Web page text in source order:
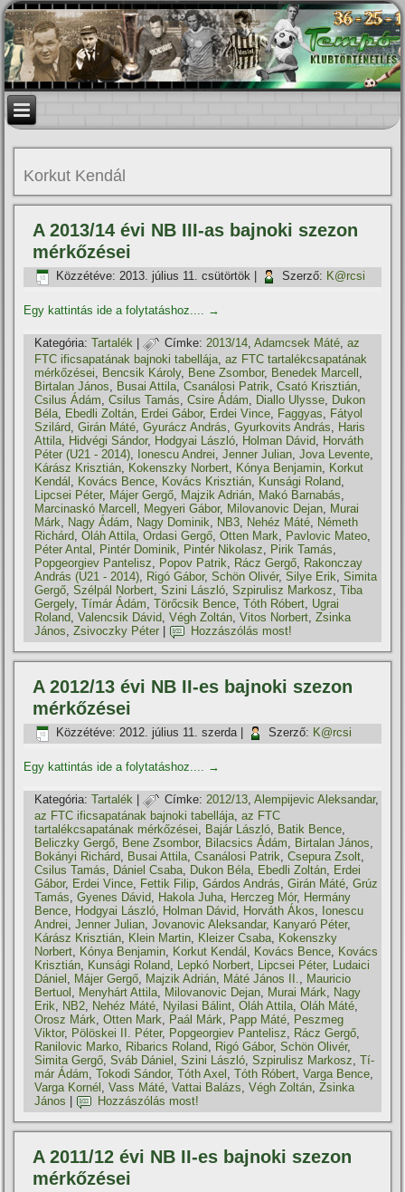
Korkut Kendál
A 2013/14 évi NB III-as bajnoki szezon
mérkőzései
Közzétéve: 2013. július 11. csütörtök Szerző: K@rcsi
Egy kattintás ide a folytatáshoz.... →
Kategória: Tartalék | Címke: 2013/14,Adamcsek Máté,az
FTC ificsapatának bajnoki tabellája,az FTC tartalékcsapatának
mérkőzései, Bencsik Károly, Bene Zsombor, Benedek Marcell ,
Birtalan János, Busai Attila,Csanálosi Patrik,Csató Krisztián,
Csilus Ádám,Csilus Tamás,Csire Ádám, Diallo Ulysse, Dukon
Béla, Ebedli Zoltán, Erdei Gábor, Erdei Vince, Faggyas, Fátyol
Szilárd,Girán Máté,Gyurácz András,Gyurkovits András, Haris
Attila, Hidvégi Sándor, Hodgyai László, Holman Dávid, Horváth
Péter (U21 - 2014), Ionescu Andrei,Jenner Julian,Jova Levente,
Kárász Krisztián, Kokenszky Norbert, Kónya Benjamin, Korkut
Kendál , Kovács Bence, Kovács Krisztián, Kunsági Roland,
Lipcsei Péter, Májer Gergő, Majzik Adrián, Makó Barnabás,
Marcinaskó Marcell , Megyeri Gábor, Milovanovic Dejan, Murai
Márk, Nagy Ádám, Nagy Dominik, NB3, Nehéz Máté, Németh
Richárd,Oláh Attila,Ordasi Gergő,Otten Mark, Pavlovic Mateo,
Péter Antal , Pintér Dominik, Pintér Nikolasz, Pirik Tamás,
Popgeorgiev Pantelisz, Popov Patrik, Rácz Gergő, Rakonczay
András (U21 - 2014), Rigó Gábor,Schön Olivér,Silye Erik,Simita
Gergő,Szélpál Norbert,Szini László,Szpirulisz Markosz,Tiba
Gergely,Tí­már Ádám,Törőcsik Bence,Tóth Róbert, Ugrai
Roland,Valencsik Dávid,Végh Zoltán,Vitos Norbert,Zsinka
János,Zsivoczky Péter Hozzászólás most!
A 2012/13 évi NB II-es bajnoki szezon
mérkőzései
Közzétéve: 2012. július 11. szerda| Szerző: K@rcsi
Egy kattintás ide a folytatáshoz.... →
Kategória: Tartalék | Címke: 2012/13,Alempijevic Aleksandar,
az FTC ificsapatának bajnoki tabellája,az FTC
tartalékcsapatának mérkőzései, Bajár László, Batik Bence,
Beliczky Gergő, Bene Zsombor, Bilacsics Ádám, Birtalan János,
Bokányi Richárd, Busai Attila,Csanálosi Patrik,Csepura Zsolt,
Csilus Tamás, Dániel Csaba, Dukon Béla, Ebedli Zoltán, Erdei
Gábor, Erdei Vince, Fettik Filip,Gárdos András,Girán Máté,Grúz
Tamás,Gyenes Dávid, Hakola Juha, Herczeg Mór, Hermány
Bence, Hodgyai László, Holman Dávid, Horváth Ákos, Ionescu
Andrei,Jenner Julian,Jovanovic Aleksandar, Kanyaró Péter,
Kárász Krisztián, Klein Martin, Kleizer Csaba, Kokenszky
Norbert, Kónya Benjamin, Korkut Kendál , Kovács Bence, Kovács
Krisztián, Kunsági Roland, Lepkó Norbert, Lipcsei Péter, Ludaici
Dániel , Májer Gergő, Majzik Adrián, Máté János II., Mauricio
Bertuol , Menyhárt Attila, Milovanovic Dejan, Murai Márk, Nagy
Erik, NB2, Nehéz Máté, Nyilasi Bálint,Oláh Attila,Oláh Máté,
Orosz Márk,Otten Mark, Paál Márk, Papp Máté, Peszmeg
Viktor, Pölöskei II. Péter, Popgeorgiev Pantelisz, Rácz Gergő,
Ranilovic Marko, Ribarics Roland, Rigó Gábor,Schön Olivér,
Simita Gergő,Sváb Dániel ,Szini László,Szpirulisz Markosz,Tí­
már Ádám,Tokodi Sándor,Tóth Axel ,Tóth Róbert,Varga Bence,
Varga Kornél ,Vass Máté,Vattai Balázs,Végh Zoltán,Zsinka
János
Hozzászólás most!
A 2011/12 évi NB II-es bajnoki szezon
mérkőzései